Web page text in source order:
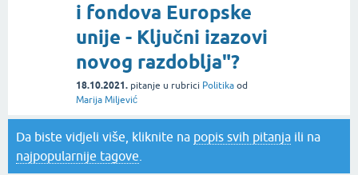
i fondova Europske
unije - Ključni izazovi
novog razdoblja"?
18.10.2021. pitanje u rubrici Politika od
Marija Miljević
Da biste vidjeli više, kliknite na popis svih pitanja ili na
najpopularnije tagove